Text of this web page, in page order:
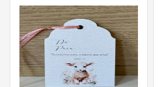
escolhidas
na
página
do
produto